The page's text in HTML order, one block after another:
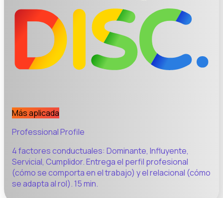
Más aplicada
Professional Profile
4 factores conductuales: Dominante, Influyente,
Servicial, Cumplidor. Entrega el perfil profesional
(cómo se comporta en el trabajo) y el relacional (cómo
se adapta al rol). 15 min.